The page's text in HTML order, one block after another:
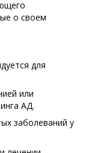
о своем
для
или
АД.
заболеваний у